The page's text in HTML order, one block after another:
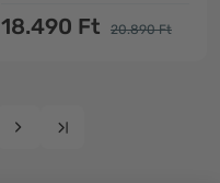
18.490 Ft 20.890 Ft